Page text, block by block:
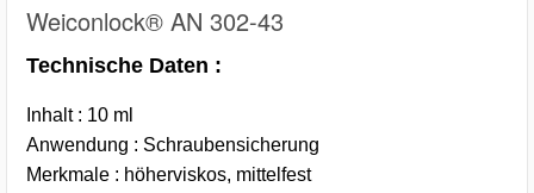
Weiconlock® AN 302-43
Technische Daten :
Inhalt : 10 ml
Anwendung : Schraubensicherung
Merkmale : höherviskos, mittelfest